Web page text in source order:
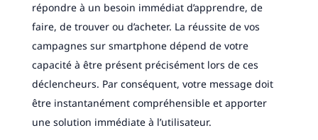
répondre à un besoin immédiat d’apprendre, de
faire, de trouver ou d’acheter. La réussite de vos
campagnes sur smartphone dépend de votre
capacité à être présent précisément lors de ces
déclencheurs. Par conséquent, votre message doit
être instantanément compréhensible et apporter
une solution immédiate à l’utilisateur.